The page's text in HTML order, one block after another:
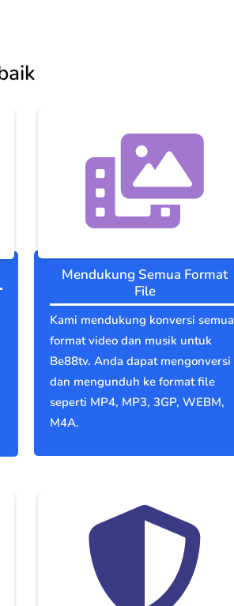
Mendukung Semua Format
File
Kami mendukung konversi semua
format video dan musik untuk
Be88tv. Anda dapat mengonversi
dan mengunduh ke format file
seperti MP4, MP3, 3GP, WEBM,
M4A.